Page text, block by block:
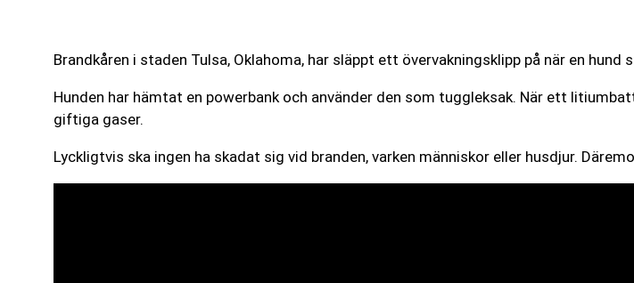
Brandkåren i staden Tulsa, Oklahoma, har släppt ett övervakningsklipp på när en hund
Hunden har hämtat en powerbank och använder den som tuggleksak. När ett
giftiga gaser.
Lyckligtvis ska ingen ha skadat sig vid branden, varken människor eller husdjur.